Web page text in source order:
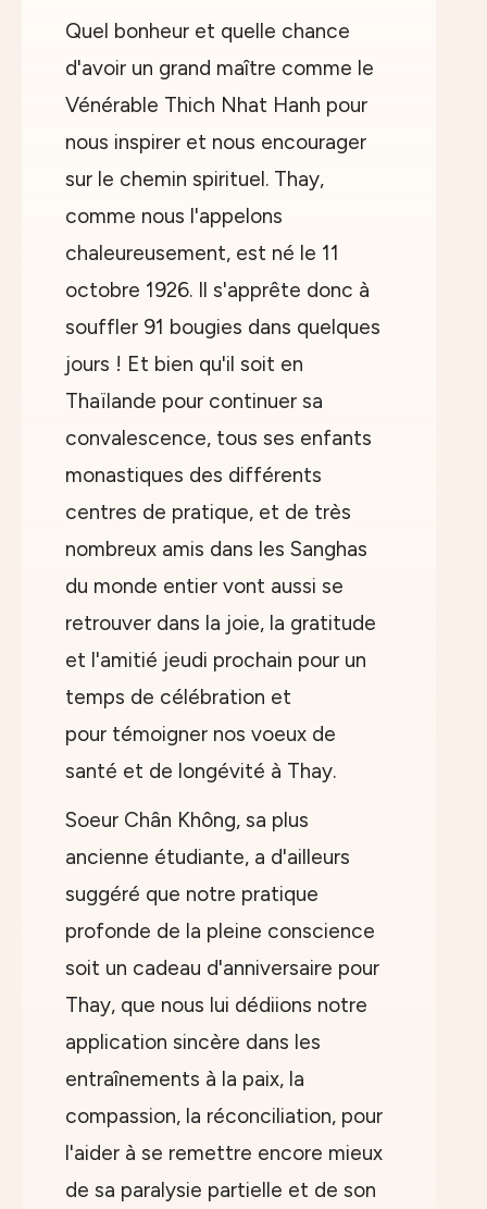
Quel bonheur et quelle chance
d'avoir un grand maître comme le
Vénérable Thich Nhat Hanh pour
nous inspirer et nous encourager
sur le chemin spirituel. Thay,
comme nous l'appelons
chaleureusement, est né le 11
octobre 1926. Il s'apprête donc à
souffler 91 bougies dans quelques
jours ! Et bien qu'il soit en
Thaïlande pour continuer sa
convalescence, tous ses enfants
monastiques des différents
centres de pratique, et de très
nombreux amis dans les Sanghas
du monde entier vont aussi se
retrouver dans la joie, la gratitude
et l'amitié jeudi prochain pour un
temps de célébration et
pour témoigner nos voeux de
santé et de longévité à Thay.
Soeur Chân Không, sa plus
ancienne étudiante, a d'ailleurs
suggéré que notre pratique
profonde de la pleine conscience
soit un cadeau d'anniversaire pour
Thay, que nous lui dédiions notre
application sincère dans les
entraînements à la paix, la
compassion, la réconciliation, pour
l'aider à se remettre encore mieux
de sa paralysie partielle et de son